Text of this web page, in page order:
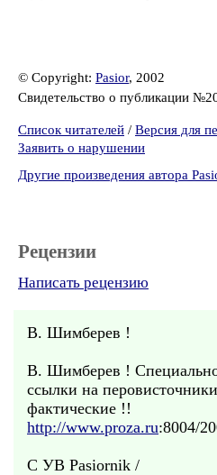
© Copyright: Pasior, 2002
Свидетельство о публикации
Список читателей / Версия для
Заявить о нарушении
Другие произведения автора
Рецензии
Написать рецензию
В. Шимберев !
В. Шимберев ! Специально
ссылки на
фактические !!
http://www.proza.ru:8004/
С УВ Pasiornik /